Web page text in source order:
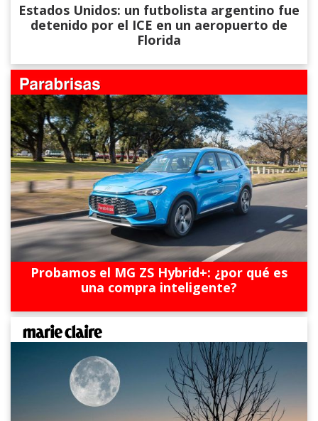
Estados Unidos: un futbolista argentino fue
detenido por el ICE en un aeropuerto de
Florida
Probamos el MG ZS Hybrid+: ¿por qué es
una compra inteligente?